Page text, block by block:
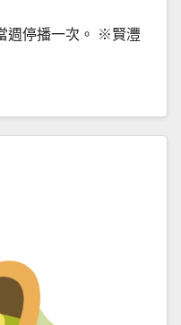
週停播一次。 ※賢灃